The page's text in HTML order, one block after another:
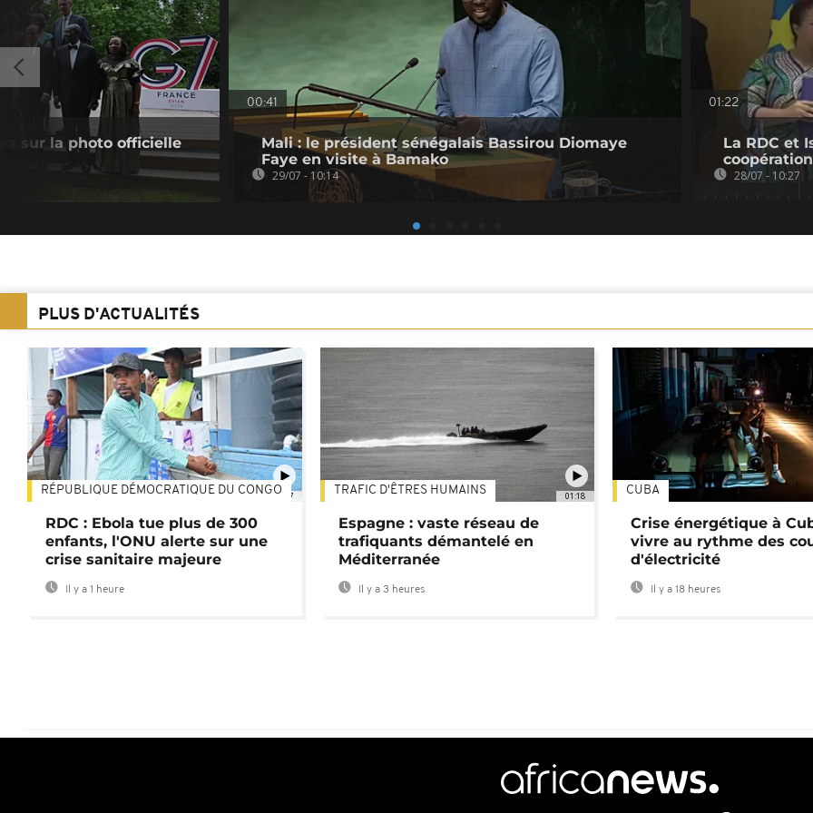
sur la photo officielle
00:41
Mali : le président sénégalais Bassirou Diomaye
Faye en visite à Bamako
29/07 - 10:14
01:22
La RDC et
coopération
28/07 - 10:27
PLUS D'ACTUALITÉS
01:47
RÉPUBLIQUE DÉMOCRATIQUE DU CONGO
RDC : Ebola tue plus de 300
enfants, l'ONU alerte sur une
crise sanitaire majeure
Il y a 1 heure
01:18
TRAFIC D'ÊTRES HUMAINS
Espagne : vaste réseau de
trafiquants démantelé en
Méditerranée
Il y a 3 heures
CUBA
Crise énergétique à
vivre au rythme des
d'électricité
Il y a 18 heures